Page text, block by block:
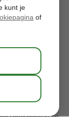
met het
vakantie naar
is voorzien. Wat
naar de
dan eens
mogelijk om te
de la Luz of de